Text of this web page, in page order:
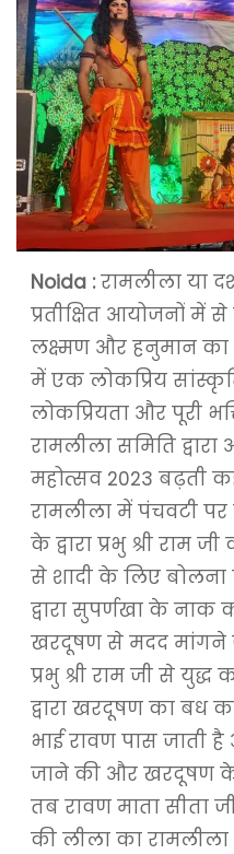
Noida :रामलीला या
प्रतीक्षित आयोजनों में
लक्ष्मण और हनुमान का
में एक लोकप्रिय
लोकप्रियता और पूरी
रामलीला समिति
महोत्सव 2023 बढ़ती
रामलीला में पंचवटी
के द्वारा प्रभु श्री राम
से शादी के लिए बोलना
द्वारा सुपर्णखा के
खरदूषण से मदद मांगने
प्रभु श्री राम जी से युद्ध
द्वारा खरदूषण का बध
भाई रावण पास जाती
जाने की और खरदूषण
तब रावण माता सीता
की लीला का